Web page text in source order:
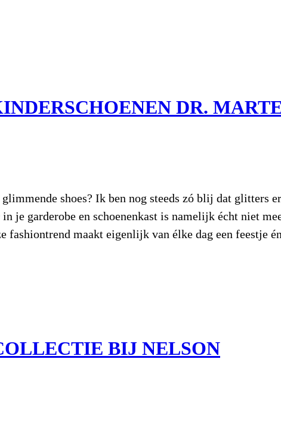
DR.
shoes? Ik ben nog steeds zó blij dat glitters
je garderobe en schoenenkast is namelijk écht niet
fashiontrend maakt eigenlijk van élke dag een feestje
BIJ NELSON